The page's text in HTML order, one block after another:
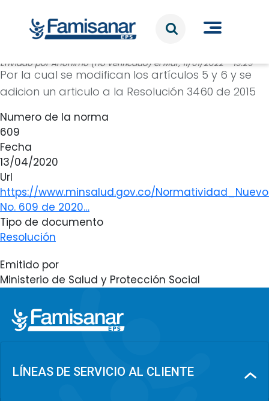
Enviado porAnónimo (no verificado)elMar, 11/01/2022 - 19:29
Por la cual se modifican los artículos 5 y 6 y se
adicion un articulo a la Resolución 3460 de 2015
Numero de la norma
609
Fecha
13/04/2020
Url
https://www.minsalud.gov.co/Normatividad_Nuevo/
No. 609 de 2020…
Tipo de documento
Resolución
Emitido por
Ministerio de Salud y Protección Social
LÍNEAS DE SERVICIO AL CLIENTE